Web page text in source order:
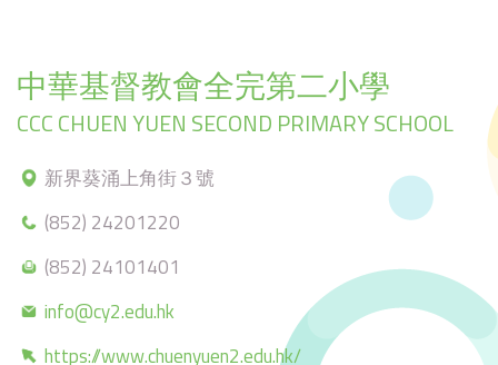
中華基督教會全完第二小學
CCC CHUEN YUEN SECOND PRIMARY SCHOOL
新界葵涌上角街３號
(852) 24201220
(852) 24101401
info@cy2.edu.hk
https://www.chuenyuen2.edu.hk/